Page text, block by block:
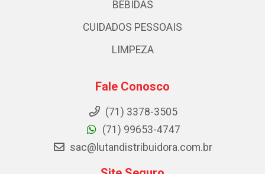
BEBIDAS
CUIDADOS PESSOAIS
LIMPEZA
Fale Conosco
(71) 3378-3505
(71) 99653-4747
sac@lutandistribuidora.com.br